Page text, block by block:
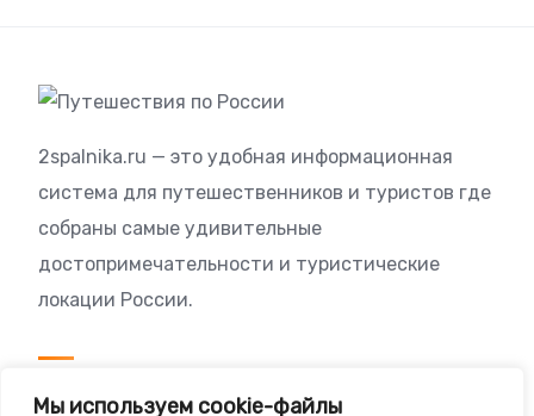
Мы используем cookie-файлы
2spalnika.ru — это удобная информационная
система для путешественников и туристов где
собраны самые удивительные
достопримечательности и туристические
локации России.